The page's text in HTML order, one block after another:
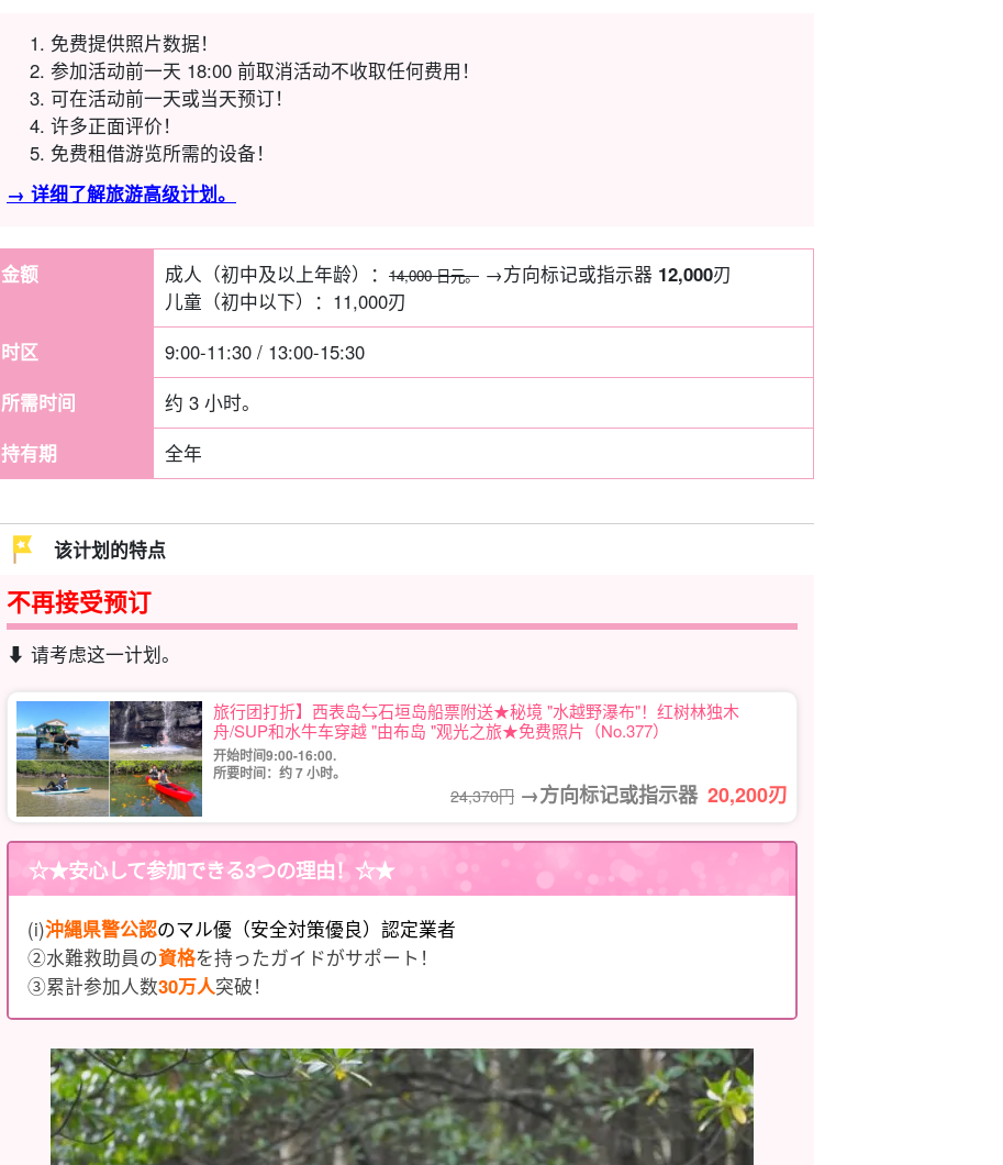
免费提供照片数据！
参加活动前一天 18:00 前取消活动不收取任何费用！
可在活动前一天或当天预订！
许多正面评价！
免费租借游览所需的设备！
→ 详细了解旅游高级计划。
金额 成人（初中及以上年龄）： 14,000 日元。 →方向标记或指示器 12,000刃
儿童（初中以下）： 11,000刃
时区
9:00-11:30 / 13:00-15:30
所需时间
约 3 小时。
持有期
全年
该计划的特点
不再接受预订
⬇︎ 请考虑这一计划。
旅行团打折】西表岛⇆石垣岛船票附送★秘境 "水越野瀑布"！红树林独木
舟/SUP和水牛车穿越 "由布岛 "观光之旅★免费照片（No.377）
开始时间9:00-16:00.
所要时间：约 7 小时。
24,370円 →方向标记或指示器 20,200刃
☆★安心して参加できる3つの理由！☆★
(i)沖縄県警公認のマル優（安全対策優良）認定業者
②水難救助員の資格を持ったガイドがサポート！
③累計参加人数30万人突破！